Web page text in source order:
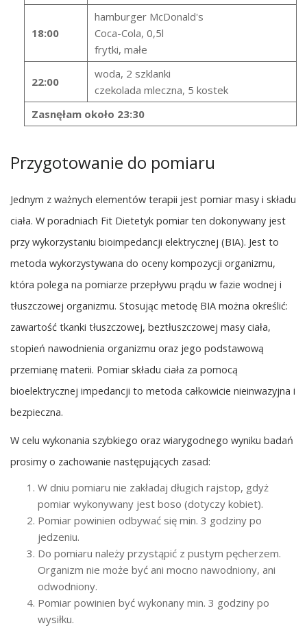
18:00
hamburger McDonald's
Coca-Cola, 0,5l
frytki, małe
22:00
woda, 2 szklanki
czekolada mleczna, 5 kostek
Zasnęłam około 23:30
Przygotowanie do pomiaru
Jednym z ważnych elementów terapii jest pomiar masy i składu
ciała. W poradniach Fit Dietetyk pomiar ten dokonywany jest
przy wykorzystaniu bioimpedancji elektrycznej (BIA). Jest to
metoda wykorzystywana do oceny kompozycji organizmu,
która polega na pomiarze przepływu prądu w fazie wodnej i
tłuszczowej organizmu. Stosując metodę BIA można określić:
zawartość tkanki tłuszczowej, beztłuszczowej masy ciała,
stopień nawodnienia organizmu oraz jego podstawową
przemianę materii. Pomiar składu ciała za pomocą
bioelektrycznej impedancji to metoda całkowicie nieinwazyjna i
bezpieczna.
W celu wykonania szybkiego oraz wiarygodnego wyniku badań
prosimy o zachowanie następujących zasad:
W dniu pomiaru nie zakładaj długich rajstop, gdyż
pomiar wykonywany jest boso (dotyczy kobiet).
Pomiar powinien odbywać się min. 3 godziny po
jedzeniu.
Do pomiaru należy przystąpić z pustym pęcherzem.
Organizm nie może być ani mocno nawodniony, ani
odwodniony.
Pomiar powinien być wykonany min. 3 godziny po
wysiłku.